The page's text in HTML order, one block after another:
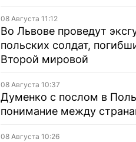
08 Августа 11:12
Во Львове проведут
польских солдат,
Второй мировой
08 Августа 10:37
Думенко с послом в
понимание между
08 Августа 10:26